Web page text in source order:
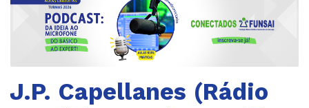
J.P. Capellanes (Rádio